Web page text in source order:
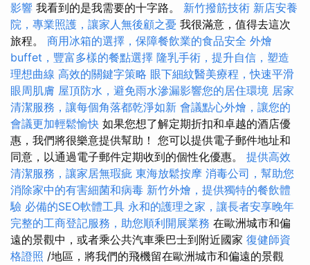
影響 我看到的是我需要的十字路。 新竹撥筋技術 新店安養
院，專業照護，讓家人無後顧之憂 我很滿意，值得去這次
旅程。 商用冰箱的選擇，保障餐飲業的食品安全 外燴
buffet，豐富多樣的餐點選擇 隆乳手術，提升自信，塑造
理想曲線 高效的關鍵字策略 眼下細紋醫美療程，快速平滑
眼周肌膚 屋頂防水，避免雨水滲漏影響您的居住環境 居家
清潔服務，讓每個角落都乾淨如新 會議點心外燴，讓您的
會議更加輕鬆愉快 如果您想了解定期折扣和卓越的酒店優
惠，我們將很樂意提供幫助！ 您可以提供電子郵件地址和
同意，以通過電子郵件定期收到的個性化優惠。 提供高效
清潔服務，讓家居無瑕疵 東海放鬆按摩 消毒公司，幫助您
消除家中的有害細菌和病毒 新竹外燴，提供獨特的餐飲體
驗 必備的SEO軟體工具 永和的護理之家，讓長者安享晚年
完整的工商登記服務，助您順利開展業務 在歐洲城市和偏
遠的景觀中，或者乘公共汽車乘巴士到附近國家 復健師資
格證照 /地區，將我們的飛機留在歐洲城市和偏遠的景觀